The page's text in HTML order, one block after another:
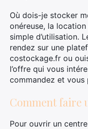
Où dois-je stocker
onéreuse, la
simple d’utilisation.
rendez sur une
costockage.fr ou
l’offre qui vous
commandez et vous
Comment faire
Pour ouvrir un